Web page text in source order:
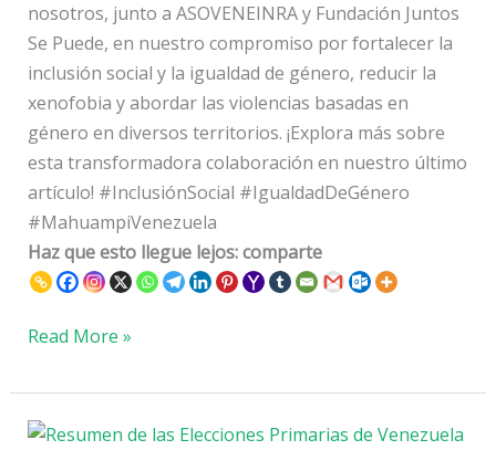
nosotros, junto a ASOVENEINRA y Fundación Juntos
Se Puede, en nuestro compromiso por fortalecer la
inclusión social y la igualdad de género, reducir la
xenofobia y abordar las violencias basadas en
género en diversos territorios. ¡Explora más sobre
esta transformadora colaboración en nuestro último
artículo! #InclusiónSocial #IgualdadDeGénero
#MahuampiVenezuela
Haz que esto llegue lejos: comparte
Read More »
Resumen